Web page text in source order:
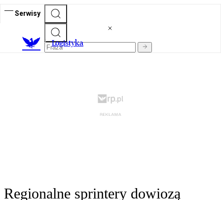
Serwisy
Logistyka
Regionalne sprintery dowiozą